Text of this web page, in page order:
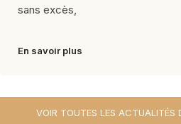
sans excès,
En savoir plus
VOIR TOUTES LES ACTUALITÉS